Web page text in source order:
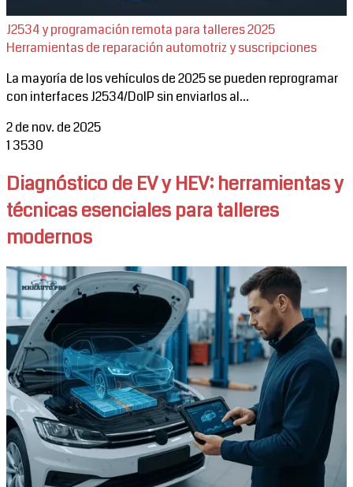
J2534 y programación remota para talleres 2025
Herramientas de reparación automotriz y suscripciones
La mayoría de los vehículos de 2025 se pueden reprogramar
con interfaces J2534/DoIP sin enviarlos al...
2 de nov. de 2025
1 3530
Diagnóstico de EV y HEV: herramientas y
técnicas esenciales para talleres
modernos